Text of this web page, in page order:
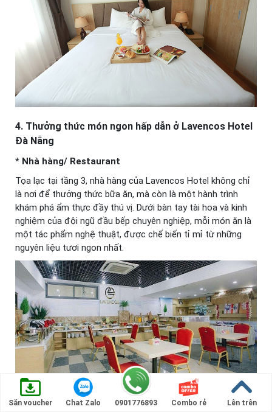
4. Thưởng thức món ngon hấp dẫn ở Lavencos Hotel
Đà Nẵng
* Nhà hàng/ Restaurant
Tọa lạc tại tầng 3, nhà hàng của Lavencos Hotel không chỉ
là nơi để thưởng thức bữa ăn, mà còn là một hành trình
khám phá ẩm thực đầy thú vị. Dưới bàn tay tài hoa và kinh
nghiệm của đội ngũ đầu bếp chuyên nghiệp, mỗi món ăn là
một tác phẩm nghệ thuật, được chế biến tỉ mỉ từ những
nguyên liệu tươi ngon nhất.
Săn voucher Chat Zalo 0901776893 Combo rẻ Lên trên